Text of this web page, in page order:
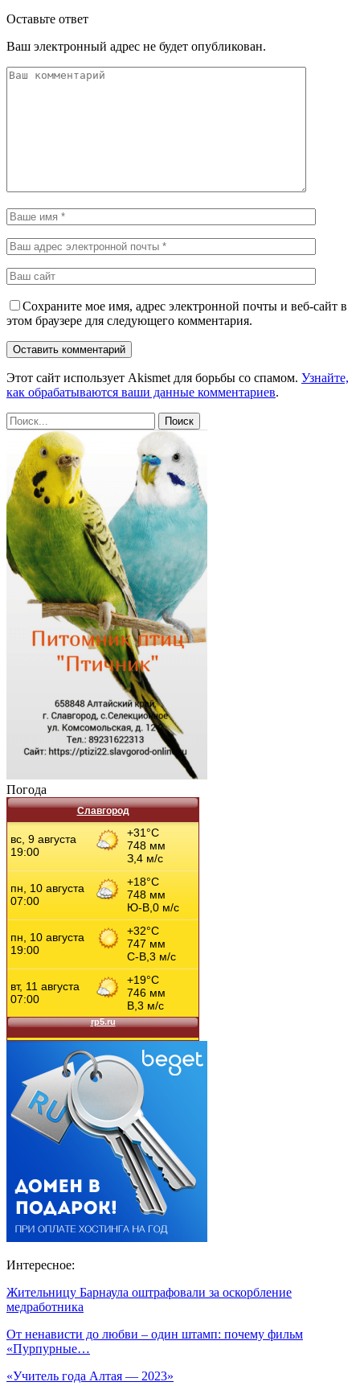
Оставьте ответ
Ваш электронный адрес не будет опубликован.
Сохраните мое имя, адрес электронной почты и веб-сайт в
этом браузере для следующего комментария.
Этот сайт использует Akismet для борьбы со спамом. Узнайте,
как обрабатываются ваши данные комментариев.
Погода
Славгород
Интересное:
Жительницу Барнаула оштрафовали за оскорбление
медработника
От ненависти до любви – один штамп: почему фильм
«Пурпурные…
«Учитель года Алтая — 2023»